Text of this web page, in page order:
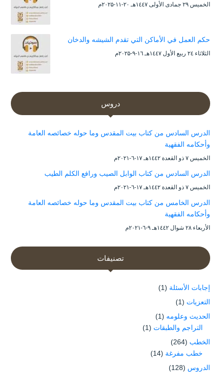
الخميس ۲۹ جمادى الأولى ۱٤٤۷هـ ۲۰-۱۱-۲۰۲۵م
حكم العمل في الأماكن التي تقدم الشيشه والدخان
الثلاثاء ۲٤ ربيع الأول ۱٤٤۷هـ ۱٦-۹-۲۰۲۵م
دروس
الدرس السادس من كتاب بيت المقدس وما حوله خصائصه العامة
وأحكامه الفقهية
الخميس ۷ ذو القعدة ۱٤٤۲هـ ۱۷-٦-۲۰۲۱م
الدرس السادس من كتاب الوابل الصيب ورافع الكلم الطيب
الخميس ۷ ذو القعدة ۱٤٤۲هـ ۱۷-٦-۲۰۲۱م
الدرس الخامس من كتاب بيت المقدس وما حوله خصائصه العامة
وأحكامه الفقهية
الأربعاء ۲۸ شوال ۱٤٤۲هـ ۹-٦-۲۰۲۱م
تصنيفات
إجابات الأسئلة (1)
التعزيات (1)
الحديث وعلومه (1)
التراجم والطبقات (1)
الخطب (264)
خطب مفرغة (14)
الدروس (128)